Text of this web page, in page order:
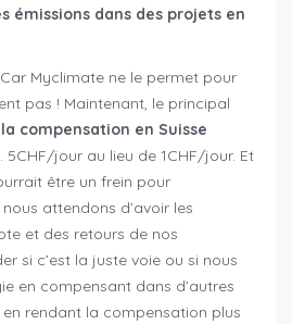
émissions dans des projets en
Myclimate ne le permet pour
pas ! Maintenant, le principal
la compensation en Suisse
5CHF/jour au lieu de 1CHF/jour. Et
être un frein pour
attendons d’avoir les
et des retours de nos
si c’est la juste voie ou si nous
en compensant dans d’autres
rendant la compensation plus